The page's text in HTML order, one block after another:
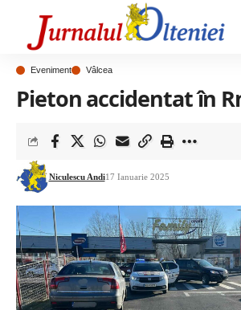
Eveniment Vâlcea
Pieton accidentat în
Niculescu Andi17 Ianuarie 2025